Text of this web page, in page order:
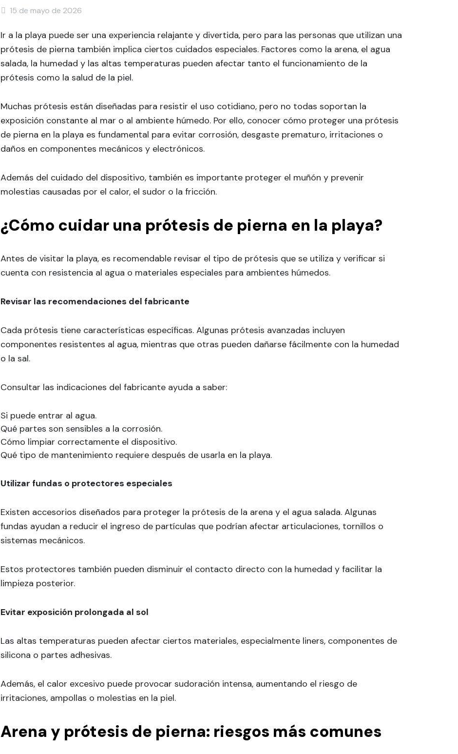
15 de mayo de 2026
Ir a la playa puede ser una experiencia relajante y divertida, pero para las personas que utilizan una
prótesis de pierna también implica ciertos cuidados especiales. Factores como la arena, el agua
salada, la humedad y las altas temperaturas pueden afectar tanto el funcionamiento de la
prótesis como la salud de la piel.
Muchas prótesis están diseñadas para resistir el uso cotidiano, pero no todas soportan la
exposición constante al mar o al ambiente húmedo. Por ello, conocer cómo proteger una prótesis
de pierna en la playa es fundamental para evitar corrosión, desgaste prematuro, irritaciones o
daños en componentes mecánicos y electrónicos.
Además del cuidado del dispositivo, también es importante proteger el muñón y prevenir
molestias causadas por el calor, el sudor o la fricción.
¿Cómo cuidar una prótesis de pierna en la playa?
Antes de visitar la playa, es recomendable revisar el tipo de prótesis que se utiliza y verificar si
cuenta con resistencia al agua o materiales especiales para ambientes húmedos.
Revisar las recomendaciones del fabricante
Cada prótesis tiene características específicas. Algunas prótesis avanzadas incluyen
componentes resistentes al agua, mientras que otras pueden dañarse fácilmente con la humedad
o la sal.
Consultar las indicaciones del fabricante ayuda a saber:
Si puede entrar al agua.
Qué partes son sensibles a la corrosión.
Cómo limpiar correctamente el dispositivo.
Qué tipo de mantenimiento requiere después de usarla en la playa.
Utilizar fundas o protectores especiales
Existen accesorios diseñados para proteger la prótesis de la arena y el agua salada. Algunas
fundas ayudan a reducir el ingreso de partículas que podrían afectar articulaciones, tornillos o
sistemas mecánicos.
Estos protectores también pueden disminuir el contacto directo con la humedad y facilitar la
limpieza posterior.
Evitar exposición prolongada al sol
Las altas temperaturas pueden afectar ciertos materiales, especialmente liners, componentes de
silicona o partes adhesivas.
Además, el calor excesivo puede provocar sudoración intensa, aumentando el riesgo de
irritaciones, ampollas o molestias en la piel.
Arena y prótesis de pierna: riesgos más comunes